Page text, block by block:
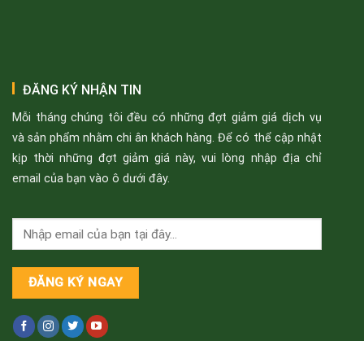
ĐĂNG KÝ NHẬN TIN
Mỗi tháng chúng tôi đều có những đợt giảm giá dịch vụ
và sản phẩm nhằm chi ân khách hàng. Để có thể cập nhật
kịp thời những đợt giảm giá này, vui lòng nhập địa chỉ
email của bạn vào ô dưới đây.